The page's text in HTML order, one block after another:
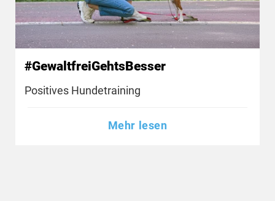
#GewaltfreiGehtsBesser
Positives Hundetraining
Mehr lesen